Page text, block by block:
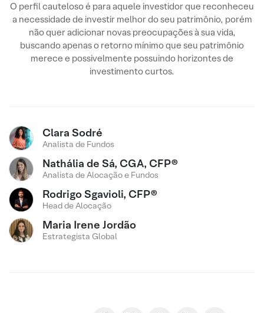
O perfil cauteloso é para aquele investidor que reconheceu
a necessidade de investir melhor do seu patrimônio, porém
não quer adicionar novas preocupações à sua vida,
buscando apenas o retorno mínimo que seu patrimônio
merece e possivelmente possuindo horizontes de
investimento curtos.
Clara Sodré
Analista de Fundos
Nathália de Sá, CGA, CFP®
Analista de Alocação e Fundos
Rodrigo Sgavioli, CFP®
Head de Alocação
Maria Irene Jordão
Estrategista Global